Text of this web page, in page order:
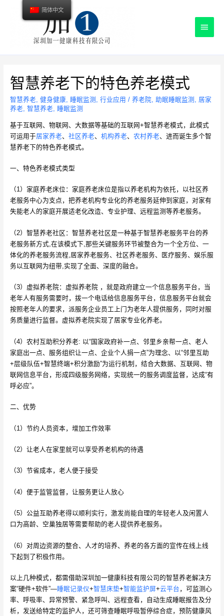
主
智慧养老下的特色养老模式
智慧养老 健身健康, 睡眠监测 行业应用 / 养老院, 助眠睡眠监测
居家
养老 智慧养老 睡眠监测
基于互联网、物联网、大数据等基础的互联网+智慧养老模式，此模式
可运用于居家养老、 社区养老、 机构养老、 农村养老、进而诞生多个智
慧养老下的特色养老模式。
一、特色养老模式类型
（1）家庭养老床位：家庭养老床位是指以养老机构为依托，以社区养
老服务中心为支点，把养老机构专业化的养老服务延伸到家庭，对家有
失能老人的家庭开展适老化改造、专业护理、远程监测等养老服务。
（2）智慧养老社区：智慧养老社区是一种基于智慧养老服务平台的养
老服务新方式,在该模式下,那些关键服务环节被整合为一个全方位、一
体化的养老服务流程,居家养老服务、社区养老服务、医疗服务、娱乐服
务以互联网为纽带,实现了全面、深度的融合。
（3）虚拟养老院：虚拟养老院 ，就是政府建立一个信息服务平台，当
老年人有服务需要时，拨一个电话给信息服务平台，信息服务平台就会
按照老年人的要求，派服务企业员工上门为老年人提供服务，同时对服
务质量进行监督。虚拟养老院实现了居家专业化养老。
（4）农村互助积分养老: 以“国家政府补一点、邻里乡亲帮一点、老人
家庭出一点、服务组织让一点、企业个人捐一点”为理念、以“邻里互助
+层级队伍+智慧终端+积分激励”为运行机制，结合大数据、互联网、物
联网信息平台，形成四级服务网络，实现统一的服务调度监督，达成“有
呼必应”。
二、优势
（1）节约人员资本，增加工作效率
（2）让老人在家里就可以享受养老机构的待遇
（3）节省成本，老人便于接受
（4）便于监管监督，让服务更让人放心
（5）公益互助养老得以顺利实行，激发尚能自理的年轻老人及闲置人
口为高龄、空巢独居等需要帮助的老人提供养老服务。
（6）对周边资源的整合、人才的培养、养老的各方面的宣传在线上线
下起到了积极作用。
以上几种模式，都需借助深圳加一健康科技有限公司的智慧养老解决方
案“硬件+软件”—睡眠记录仪+智慧床垫+智能监护屏+云平台 ，可监测心
率、呼吸率、异常预警、紧急呼叫、远程查看，自动生成睡眠报告及分
析，发送给特定的监护人，还可筛查睡眠呼吸暂停综合症，预防健康风
简体中文